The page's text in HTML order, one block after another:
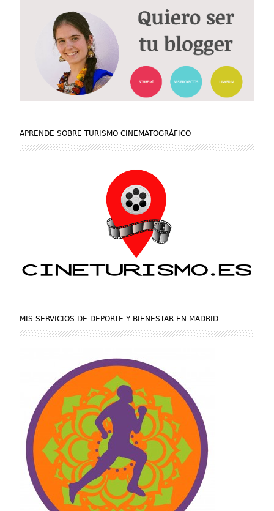
APRENDE SOBRE TURISMO CINEMATOGRÁFICO
MIS SERVICIOS DE DEPORTE Y BIENESTAR EN MADRID